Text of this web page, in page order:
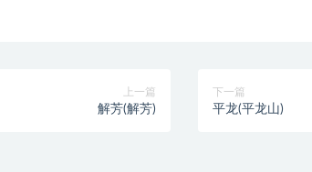
上一篇
解芳(解芳)
下一篇
平龙(平龙山)